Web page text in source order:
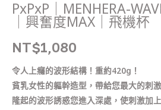
PxPxP｜MENHERA-
｜興奮度MAX｜飛機杯
NT$1,080
令人上癮的波形結構！重約420g！
貧乳女性的軀幹造型，帶給您最大的刺激
隆起的波形誘惑您進入深處，使刺激加